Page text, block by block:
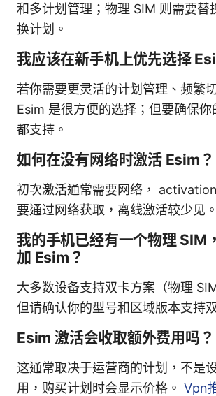
和多计划管理；物理 SIM 则需要替
换计划。
我应该在新手机上优先选择
若你需要更灵活的计划管理、频繁
Esim 是很方便的选择；但要确保
都支持。
如何在没有网络时激活 Esim？
初次激活通常需要网络，
要通过网络获取，离线激活较少见。
我的手机已经有一个物理 SIM
加 Esim？
大多数设备支持双卡方案（物理
但请确认你的型号和区域版本支持
Esim 激活会收取额外费用吗？
这通常取决于运营商的计划，不是
用，购买计划时会显示价格。 Vpn